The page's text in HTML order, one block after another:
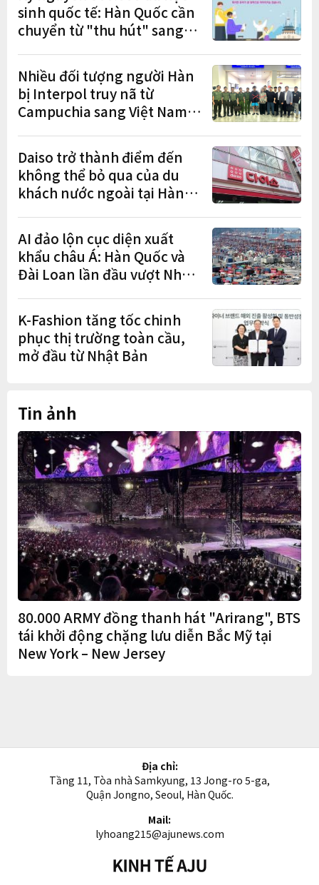
sinh quốc tế: Hàn Quốc cần
chuyển từ "thu hút" sang
cư"
Nhiều đối tượng người Hàn
bị Interpol truy nã từ
Campuchia sang Việt Nam
Daiso trở thành điểm đến
không thể bỏ qua của du
khách nước ngoài tại Hàn
AI đảo lộn cục diện xuất
khẩu châu Á: Hàn Quốc và
Đài Loan lần đầu vượt Nhật
K-Fashion tăng tốc chinh
phục thị trường toàn cầu,
mở đầu từ Nhật Bản
Tin ảnh
80.000 ARMY đồng thanh hát "Arirang", BTS
tái khởi động chặng lưu diễn Bắc Mỹ tại
New York – New Jersey
Địa chỉ:
Tầng 11, Tòa nhà Samkyung, 13 Jong-ro 5-ga,
Quận Jongno, Seoul, Hàn Quốc.
Mail:
lyhoang215@ajunews.com
Kinh
tế